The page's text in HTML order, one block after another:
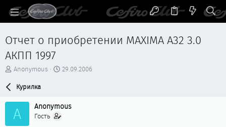
Отчет о приобретении MAXIMA A32 3.0
АКПП 1997
А
р
т
Anonymous
Д
н
29.09.2006
Курилка
A Anonymous
Гость